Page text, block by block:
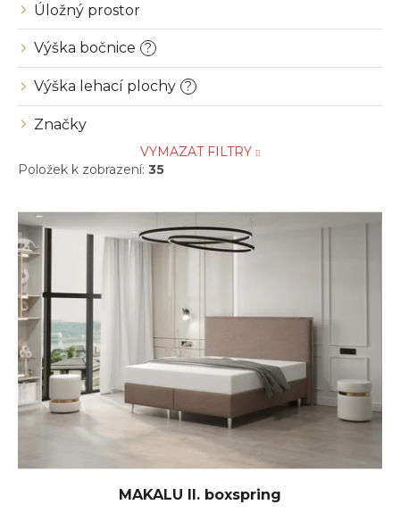
Značky
Úložný prostor
Výška bočnice ?
Výška lehací plochy ?
VYMAZAT FILTRY
Položek k zobrazení: 35
p
p
o
d
u
k
MAKALU II. boxspring